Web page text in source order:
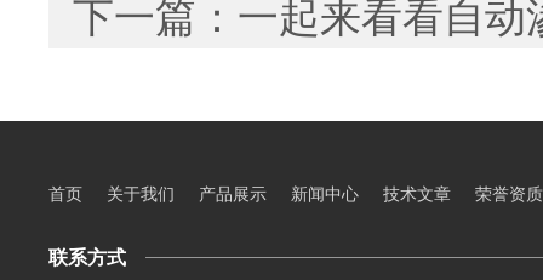
下一篇： 一起来看看自动
首页 关于我们 产品展示 新闻中心 技术文章 荣誉资质
联系方式